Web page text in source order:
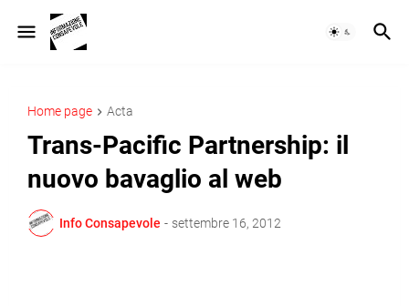
Home page Acta
Trans-Pacific Partnership: il
nuovo bavaglio al web
Info Consapevole - settembre 16, 2012